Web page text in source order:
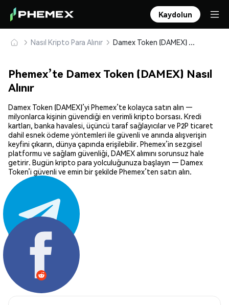
Kaydolun
Nasıl Kripto Para Alınır Damex Token (DAMEX) Güvenle Satın Alın ve Saklayın
Phemex’te Damex Token (DAMEX) Nasıl
Alınır
Damex Token (DAMEX)’yi Phemex’te kolayca satın alın —
milyonlarca kişinin güvendiği en verimli kripto borsası. Kredi
kartları, banka havalesi, üçüncü taraf sağlayıcılar ve P2P ticaret
dahil esnek ödeme yöntemleri ile güvenli ve anında alışverişin
keyfini çıkarın, dünya çapında erişilebilir. Phemex’in sezgisel
platformu ve sağlam güvenliği, DAMEX alımını sorunsuz hale
getirir. Bugün kripto para yolculuğunuza başlayın — Damex
Token’i güvenli ve emin bir şekilde Phemex’ten satın alın.
Paylaş: